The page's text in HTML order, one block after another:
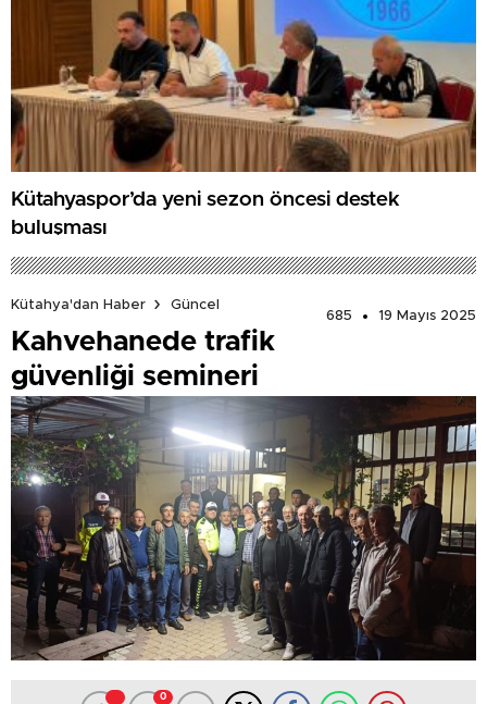
Kütahyaspor’da yeni sezon öncesi destek
buluşması
Kütahya'dan Haber
Güncel
685
19 Mayıs 2025
Kahvehanede trafik
güvenliği semineri
0